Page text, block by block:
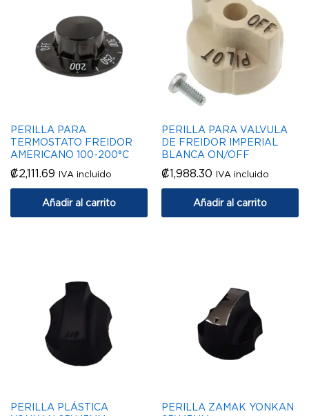
PERILLA PARA
TERMOSTATO FREIDOR
AMERICANO 100-200°C
₡2,111.69 IVA incluido
Añadir al carrito
PERILLA PARA VALVULA
DE FREIDOR IMPERIAL
BLANCA ON/OFF
₡1,988.30 IVA incluido
Añadir al carrito
PERILLA PLÁSTICA
PERILLA ZAMAK YONKAN